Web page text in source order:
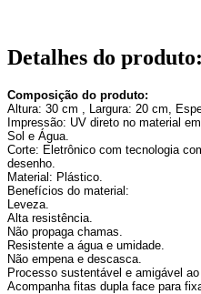
Detalhes do produto:
Composição do produto:
Altura: 30 cm , Largura: 20 cm,
Impressão: UV direto no material
Sol e Água.
Corte: Eletrônico com tecnologia
desenho.
Material: Plástico.
Benefícios do material:
Leveza.
Alta resistência.
Não propaga chamas.
Resistente a água e umidade.
Não empena e descasca.
Processo sustentável e amigável ao
Acompanha fitas dupla face para